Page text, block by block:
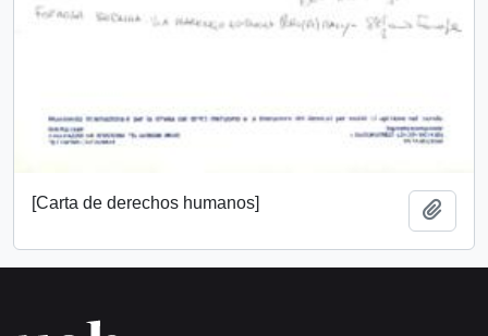
[Carta de derechos humanos]